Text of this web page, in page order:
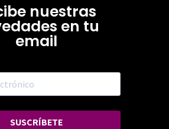
nuestras
en tu
email
SUSCRÍBETE